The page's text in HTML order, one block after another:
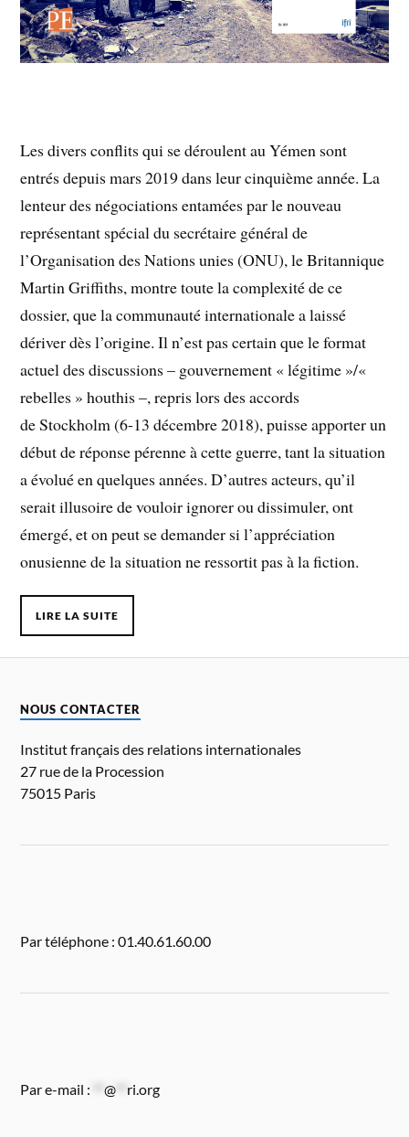
Les divers conflits qui se déroulent au Yémen sont
entrés depuis mars 2019 dans leur cinquième année. La
lenteur des négociations entamées par le nouveau
représentant spécial du secrétaire général de
l’Organisation des Nations unies (ONU), le Britannique
Martin Griffiths, montre toute la complexité de ce
dossier, que la communauté internationale a laissé
dériver dès l’origine. Il n’est pas certain que le format
actuel des discussions – gouvernement « légitime »/«
rebelles » houthis –, repris lors des accords
de Stockholm (6-13 décembre 2018), puisse apporter un
début de réponse pérenne à cette guerre, tant la situation
a évolué en quelques années. D’autres acteurs, qu’il
serait illusoire de vouloir ignorer ou dissimuler, ont
émergé, et on peut se demander si l’appréciation
onusienne de la situation ne ressortit pas à la fiction.
LIRE LA SUITE
NOUS CONTACTER
Institut français des relations internationales
27 rue de la Procession
75015 Paris
Par téléphone : 01.40.61.60.00
Par e-mail : **@ ri.org